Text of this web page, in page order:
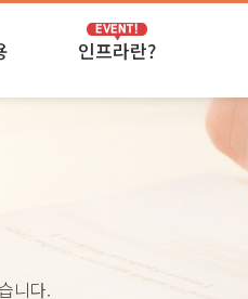
인프라란?
프리
니다.